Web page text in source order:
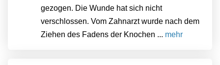
gezogen. Die Wunde hat sich nicht
verschlossen. Vom Zahnarzt wurde nach dem
Ziehen des Fadens der Knochen ... mehr